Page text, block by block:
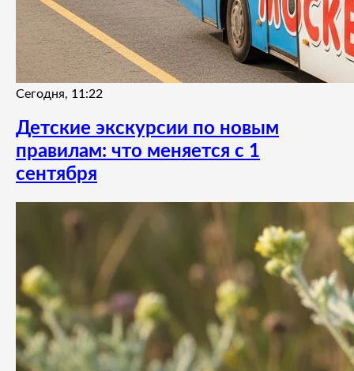
Сегодня, 11:22
Детские экскурсии по новым
правилам: что меняется с 1
сентября